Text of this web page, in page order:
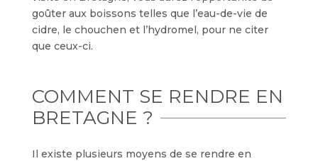
goûter aux boissons telles que l’eau-de-vie de
cidre, le chouchen et l’hydromel, pour ne citer
que ceux-ci.
COMMENT SE RENDRE EN
BRETAGNE ?
Il existe plusieurs moyens de se rendre en